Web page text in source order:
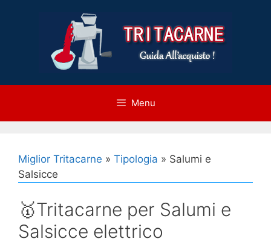
Menu
Miglior Tritacarne » Tipologia » Salumi e
Salsicce
🥇Tritacarne per Salumi e
Salsicce elettrico